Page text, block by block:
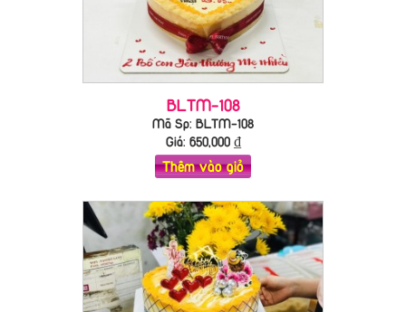
BLTM-108
Mã Sp: BLTM-108
Giá: 650,000₫
Thêm vào giỏ